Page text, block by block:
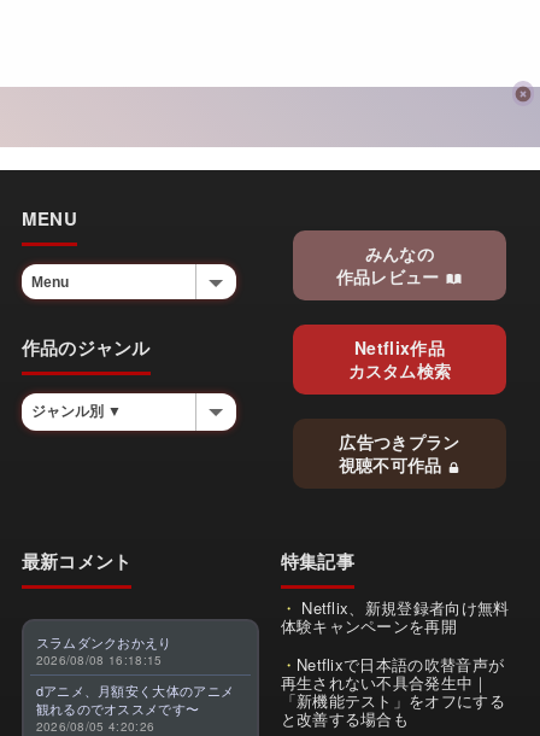
MENU
作品のジャンル
みんなの
作品レビュー
Netflix作品
カスタム検索
広告つきプラン
視聴不可作品
最新コメント
スラムダンクおかえり
2026/08/08 16:18:15
dアニメ、月額安く大体のアニメ
観れるのでオススメです〜
2026/08/05 4:20:26
特集記事
Netflix、新規登録者向け無料
体験キャンペーンを再開
Netflixで日本語の吹替音声が
再生されない不具合発生中｜
「新機能テスト」をオフにする
と改善する場合も